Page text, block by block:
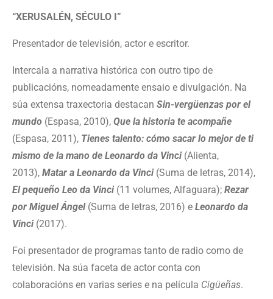
“XERUSALÉN, SÉCULO I”
Presentador de televisión, actor e escritor.
Intercala a narrativa histórica con outro tipo de
publicacións, nomeadamente ensaio e divulgación. Na
súa extensa traxectoria destacan Sin-vergüenzas por el
mundo (Espasa, 2010), Que la historia te acompañe
(Espasa, 2011), Tienes talento: cómo sacar lo mejor de ti
mismo de la mano de Leonardo da Vinci(Alienta,
2013), Matar a Leonardo da Vinci(Suma de letras, 2014),
El pequeño Leo da Vinci(11 volumes, Alfaguara); Rezar
por Miguel Ángel(Suma de letras, 2016) e Leonardo da
Vinci(2017).
Foi presentador de programas tanto de radio como de
televisión. Na súa faceta de actor conta con
colaboracións en varias series e na película Cigüeñas.